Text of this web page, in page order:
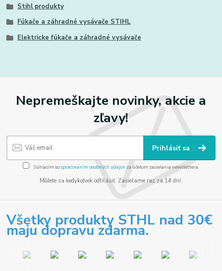
Stihl produkty
Fúkače a záhradné vysávače STIHL
Elektricke fúkače a záhradné vysávače
Nepremeškajte novinky, akcie a
zľavy!
Prihlásiť sa
Súhlasím sospracovaním osobných údajov za účelom zasielania newslettera.
Môžete sa kedykoľvek odhlásiť. Zasielame raz za 14 dní.
Všetky produkty STHL nad 30€
maju dopravu zdarma.